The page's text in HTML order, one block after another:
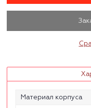
Материал корпуса